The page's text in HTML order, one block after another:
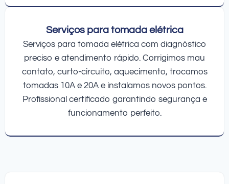
Serviços para tomada elétrica
Serviços para tomada elétrica com diagnóstico
preciso e atendimento rápido. Corrigimos mau
contato, curto-circuito, aquecimento, trocamos
tomadas 10A e 20A e instalamos novos pontos.
Profissional certificado garantindo segurança e
funcionamento perfeito.